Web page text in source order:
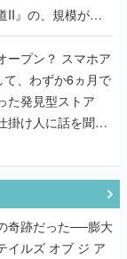
II』の、規模が違
サーに聞いた
？ スマホア
て、わずか6ヵ月で
た発見型ストア
掛け人に話を聞い
奇跡だった──膨大
イルズ オブ ジ ア